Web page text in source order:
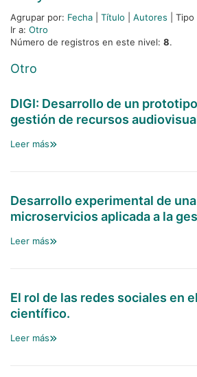
Agrupar por: Fecha Título Autores
Tipo
Ir a: Otro
Número de registros en este nivel: 8.
Otro
DIGI: Desarrollo de un
gestión de recursos
Leer más
Desarrollo experimental de
microservicios aplicada a la
Leer más
El rol de las redes sociales en
científico.
Leer más